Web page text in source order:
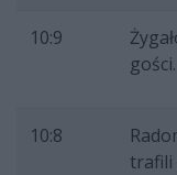
10:9
gości.
10:8
trafili